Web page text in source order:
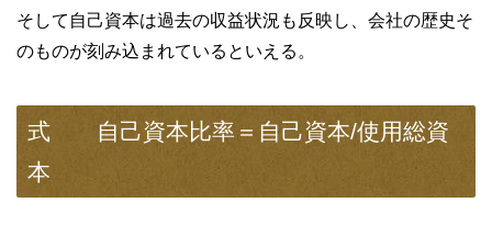
そして自己資本は過去の収益状況も反映し、会社の歴史そ
のものが刻み込まれているといえる。
式 自己資本比率＝自己資本/使用総資
本